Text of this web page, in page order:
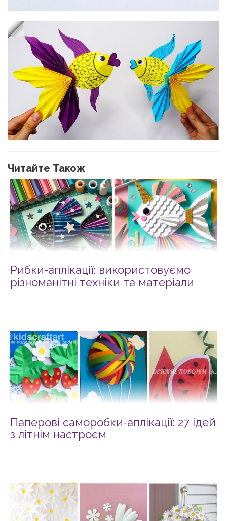
Читайте Також
Рибки-аплікації: використовуємо
різноманітні техніки та матеріали
Паперові саморобки-аплікації: 27 ідей
з літнім настроєм